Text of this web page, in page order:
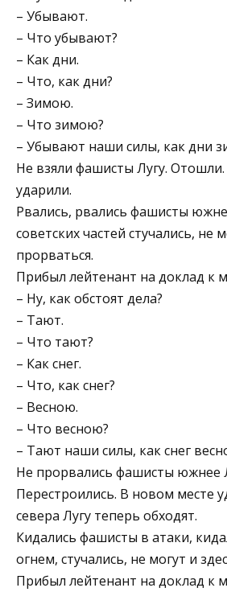
– Убывают.
– Что убывают?
– Как дни.
– Что, как дни?
– Зимою.
– Что зимою?
– Убывают наши силы, как дни
Не взяли фашисты Лугу.
ударили.
Рвались, рвались фашисты
советских частей стучались, не
прорваться.
Прибыл лейтенант на доклад к
– Ну, как обстоят дела?
– Тают.
– Что тают?
– Как снег.
– Что, как снег?
– Весною.
– Что весною?
– Тают наши силы, как снег
Не прорвались фашисты южнее
Перестроились. В новом месте
севера Лугу теперь обходят.
Кидались фашисты в атаки,
огнем, стучались, не могут и
Прибыл лейтенант на доклад к